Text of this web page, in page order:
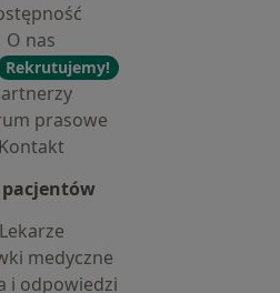
O nas
Rekrutujemy!
prasowe
Kontakt
Lekarze
medyczne
i odpowiedzi